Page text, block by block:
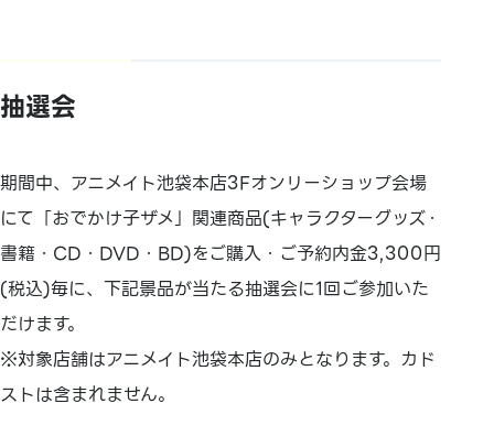
抽選会
期間中、アニメイト池袋本店3Fオンリーショップ会場
にて「おでかけ子ザメ」関連商品(キャラクターグッズ・
書籍・CD・DVD・BD)をご購入・ご予約内金3,300円
(税込)毎に、下記景品が当たる抽選会に1回ご参加いた
だけます。
※対象店舗はアニメイト池袋本店のみとなります。カド
ストは含まれません。